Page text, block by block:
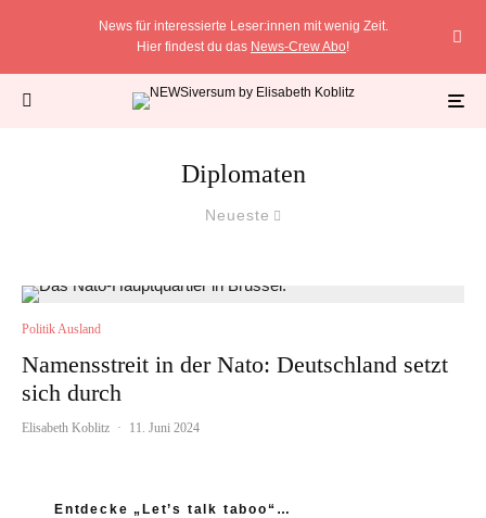
News für interessierte Leser:innen mit wenig Zeit.
Hier findest du das News-Crew Abo!
Diplomaten
Neueste
Politik Ausland
Namensstreit in der Nato: Deutschland setzt
sich durch
Elisabeth Koblitz · 11. Juni 2024
Entdecke „Let’s talk taboo“…